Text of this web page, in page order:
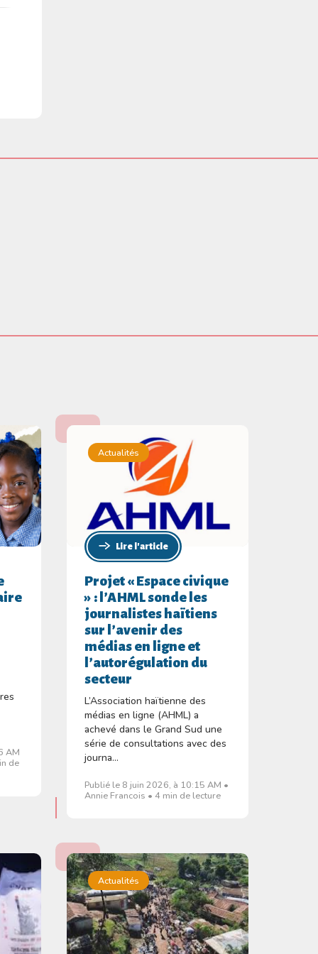
AM
de
Actualités
Lire l'article
Projet « Espace civique
» : l’AHML sonde les
journalistes haïtiens
sur l’avenir des
médias en ligne et
l’autorégulation du
secteur
L’Association haïtienne des
médias en ligne (AHML) a
achevé dans le Grand Sud une
série de consultations avec des
journa...
Publié le 8 juin 2026, à 10:15 AM •
Annie Francois • 4 min de lecture
Actualités